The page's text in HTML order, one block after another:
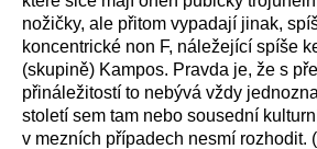
nožičky, ale přitom vypadají jinak,
koncentrické non F, náležející spíše
(skupině) Kampos. Pravda je, že s
přináležitostí to nebývá vždy
století sem tam nebo sousední
v mezních případech nesmí rozhodit.